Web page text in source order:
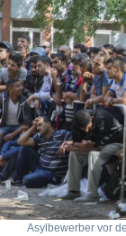
Asylbewerber vor